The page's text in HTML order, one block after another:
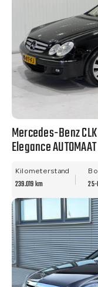
Mercedes-Benz
Elegance
Kilometerstand
239.019 km